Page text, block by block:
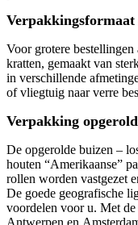
Voor grotere
kratten, gemaakt van
in verschillende
of vliegtuig naar verre
Verpakking
De opgerolde buizen –
houten “Amerikaanse”
rollen worden vastgezet
De goede geografische
voordelen voor u. Met